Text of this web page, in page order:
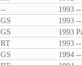
-- 1993 --
GS 1993 --
GS 1993
RT 1993 --
GS 1994 --